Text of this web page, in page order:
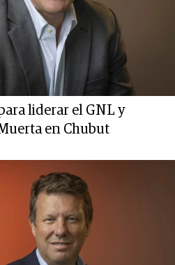
liderar el GNL y
en Chubut